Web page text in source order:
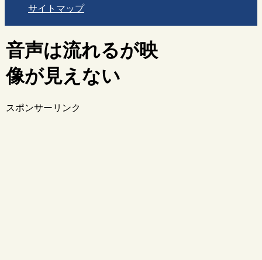
サイトマップ
音声は流れるが映
像が見えない
スポンサーリンク